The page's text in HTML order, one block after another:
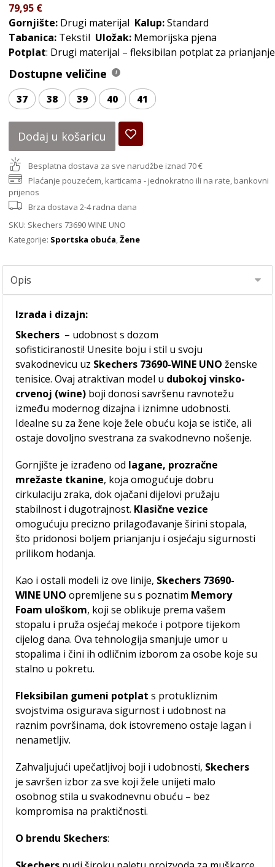
79,95 €
Gornjište: Drugi materijal Kalup:Standard
Tabanica: Tekstil Uložak: Memorijska pjena
Potplat: Drugi materijal – fleksibilan potplat za prianjanje
Dostupne veličine
37 38 39 40 41
Dodaj u košaricu
Besplatna dostava za sve narudžbe iznad 70 €
Plaćanje pouzećem, karticama - jednokratno ili na rate, bankovni
prijenos
Brza dostava 2-4 radna dana
SKU: Skechers 73690 WINE UNO
Kategorije: Sportska obuća,Žene
Izrada i dizajn:
Skechers – udobnost s dozom
sofisticiranosti! Unesite boju i stil u svoju
svakodnevicu uz Skechers 73690-WINE UNO ženske
tenisice. Ovaj atraktivan model u dubokoj vinsko-
crvenoj (wine) boji donosi savršenu ravnotežu
između modernog dizajna i iznimne udobnosti.
Idealne su za žene koje žele obuću koja se ističe, ali
ostaje dovoljno svestrana za svakodnevno nošenje.
Gornjište je izrađeno od lagane, prozračne
mrežaste tkanine, koja omogućuje dobru
cirkulaciju zraka, dok ojačani dijelovi pružaju
stabilnost i dugotrajnost. Klasične vezice
omogućuju precizno prilagođavanje širini stopala,
što pridonosi boljem prianjanju i osjećaju sigurnosti
prilikom hodanja.
Kao i ostali modeli iz ove linije, Skechers 73690-
WINE UNO opremljene su s poznatim Memory
Foam uloškom, koji se oblikuje prema vašem
stopalu i pruža osjećaj mekoće i potpore tijekom
cijelog dana. Ova tehnologija smanjuje umor u
stopalima i čini ih odličnim izborom za osobe koje su
stalno u pokretu.
Fleksibilan gumeni potplat s protukliznim
svojstvima osigurava sigurnost i udobnost na
raznim površinama, dok istovremeno ostaje lagan i
nenametljiv.
Zahvaljujući upečatljivoj boji i udobnosti, Skechers
je savršen izbor za sve koji žele unijeti malo
osobnog stila u svakodnevnu obuću – bez
kompromisa na praktičnosti.
O brendu Skechers: